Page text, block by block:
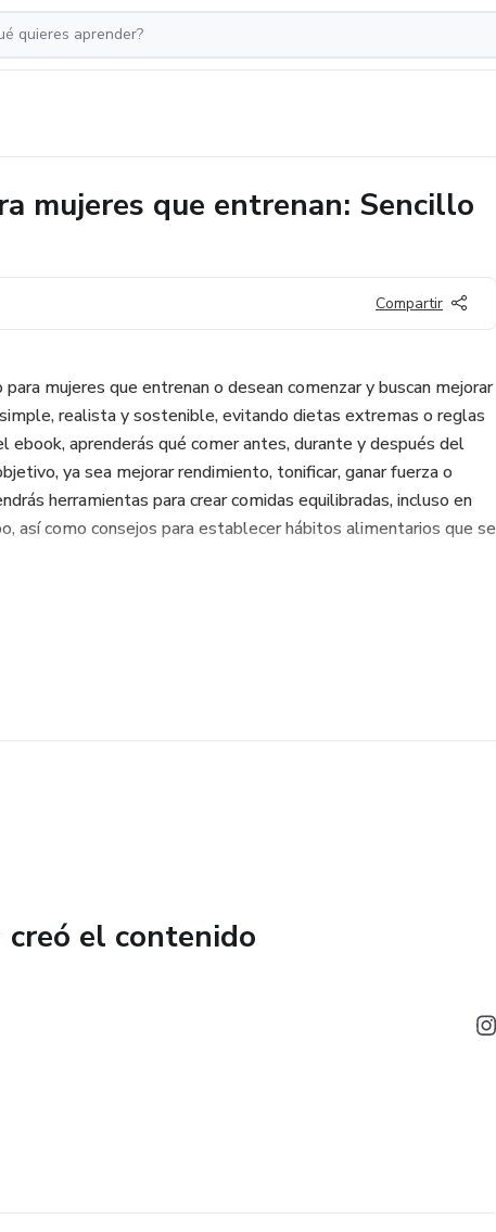
mujeres que entrenan: Sencillo
Compartir
mujeres que entrenan o desean comenzar y buscan mejorar
realista y sostenible, evitando dietas extremas o reglas
ebook, aprenderás qué comer antes, durante y después del
ya sea mejorar rendimiento, tonificar, ganar fuerza o
herramientas para crear comidas equilibradas, incluso en
así como consejos para establecer hábitos alimentarios que se
el contenido